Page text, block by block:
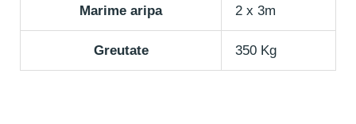
Marime aripa 2 x 3m
Greutate 350 Kg